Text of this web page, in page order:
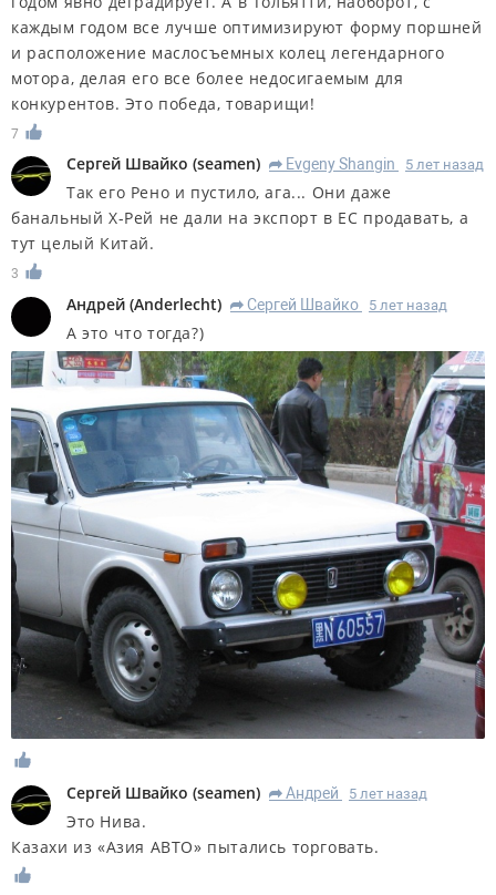
каждым годом все лучше оптимизируют форму поршней
и расположение маслосъемных колец легендарного
мотора, делая его все более недосигаемым для
конкурентов. Это победа, товарищи!
7
Сергей Швайко (seamen) R Evgeny Shangin 5 лет назад
Так его Рено и пустило, ага... Они даже
банальный Х-Рей не дали на экспорт в ЕС продавать, а
тут целый Китай.
3
Андрей (Anderlecht) R Сергей Швайко 5 лет назад
А это что тогда?)
Сергей Швайко (seamen) R Андрей 5 лет назад
Это Нива.
Казахи из «Азия АВТО» пытались торговать.